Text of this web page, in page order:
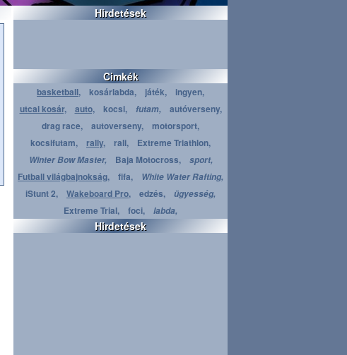
Hirdetések
Cimkék
basketball, kosárlabda, játék,
ingyen,
utcai kosár,
auto, kocsi, futam,
autóverseny,
drag race,
autoverseny,
motorsport,
kocsifutam,
rally, rali, Extreme Triathlon,
Winter Bow Master, Baja Motocross, sport,
Futball világbajnokság, fifa, White Water Rafting,
iStunt 2, Wakeboard Pro, edzés, ügyesség,
Extreme Trial, foci, labda,
Hirdetések